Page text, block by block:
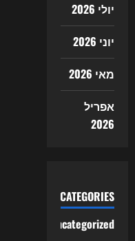
יולי 2026
יוני 2026
מאי 2026
אפריל
2026
CATEGORIES
Uncategorized